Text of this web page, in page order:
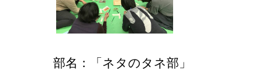
部名：「ネタのタネ部」